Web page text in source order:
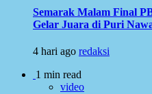
Semarak Malam Final
Gelar Juara di Puri
4 hari ago redaksi
1 min read
video